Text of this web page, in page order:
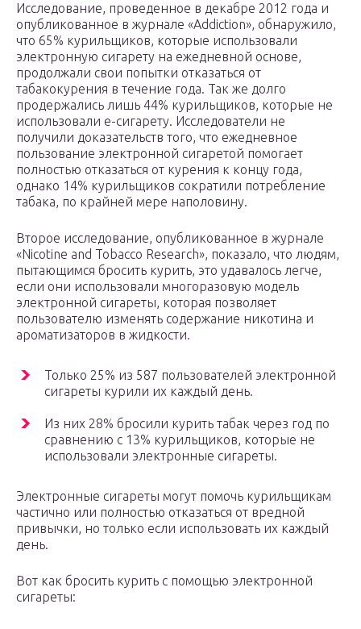
Исследование, проведенное в декабре 2012 года и
опубликованное в журнале «Addiction», обнаружило,
что 65% курильщиков, которые использовали
электронную сигарету на ежедневной основе,
продолжали свои попытки отказаться от
табакокурения в течение года. Так же долго
продержались лишь 44% курильщиков, которые не
использовали е-сигарету. Исследователи не
получили доказательств того, что ежедневное
пользование электронной сигаретой помогает
полностью отказаться от курения к концу года,
однако 14% курильщиков сократили потребление
табака, по крайней мере наполовину.
Второе исследование, опубликованное в журнале
«Nicotine and Tobacco Research», показало, что людям,
пытающимся бросить курить, это удавалось легче,
если они использовали многоразовую модель
электронной сигареты, которая позволяет
пользователю изменять содержание никотина и
ароматизаторов в жидкости.
Только 25% из 587 пользователей электронной
сигареты курили их каждый день.
Из них 28% бросили курить табак через год по
сравнению с 13% курильщиков, которые не
использовали электронные сигареты.
Электронные сигареты могут помочь курильщикам
частично или полностью отказаться от вредной
привычки, но только если использовать их каждый
день.
Вот как бросить курить с помощью электронной
сигареты: